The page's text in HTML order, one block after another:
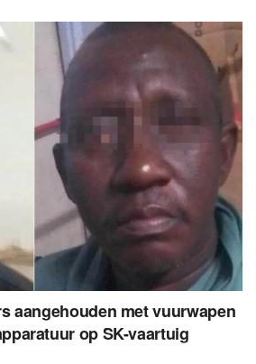
aangehouden met vuurwapen
op SK-vaartuig